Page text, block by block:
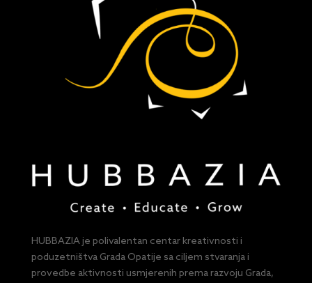
HUBBAZIA je polivalentan centar kreativnosti i
poduzetništva Grada Opatije sa ciljem stvaranja i
provedbe aktivnosti usmjerenih prema razvoju Grada,